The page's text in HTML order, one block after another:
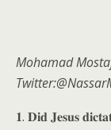
Mohamad
𝟏. 𝐃𝐢𝐝 𝐉𝐞𝐬𝐮𝐬